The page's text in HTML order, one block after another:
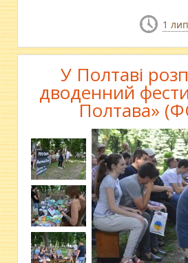
1
У Полтаві
дводенний
Полтава»